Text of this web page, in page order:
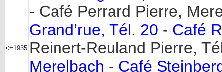
<=1935
- Café Perrard Pierre,
Grand’rue, Tél. 20 - Café
Reinert-Reuland Pierre,
Merelbach - Café